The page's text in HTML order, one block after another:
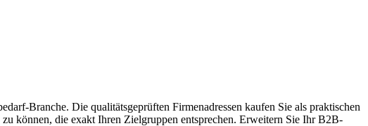
Branche. Die qualitätsgeprüften Firmenadressen kaufen Sie als praktischen
können, die exakt Ihren Zielgruppen entsprechen. Erweitern Sie Ihr B2B-